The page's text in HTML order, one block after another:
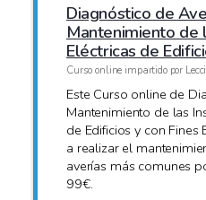
Diagnóstico de
Mantenimiento de
Eléctricas de
Curso online impartido por
Este Curso online de
Mantenimiento de las
de Edificios y con Fines
a realizar el
averías más comunes
99€.